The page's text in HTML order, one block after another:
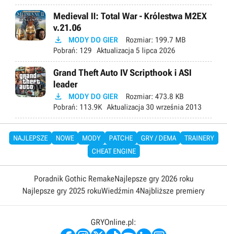
Medieval II: Total War - Królestwa M2EX
v.21.06
 MODY DO GIER Rozmiar: 199.7 MB
Pobrań: 129 Aktualizacja 5 lipca 2026
Grand Theft Auto IV Scripthook i ASI
leader
 MODY DO GIER Rozmiar: 473.8 KB
Pobrań: 113.9K Aktualizacja 30 września 2013
NAJLEPSZE NOWE MODY PATCHE GRY / DEMA
TRAINERY
CHEAT ENGINE
Poradnik Gothic RemakeNajlepsze gry 2026 roku
Najlepsze gry 2025 rokuWiedźmin 4Najbliższe premiery
GRYOnline.pl: